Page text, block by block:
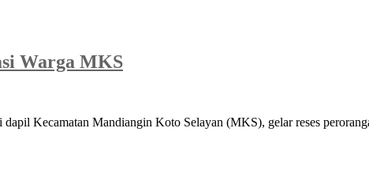
Warga MKS
Kecamatan Mandiangin Koto Selayan (MKS), gelar reses